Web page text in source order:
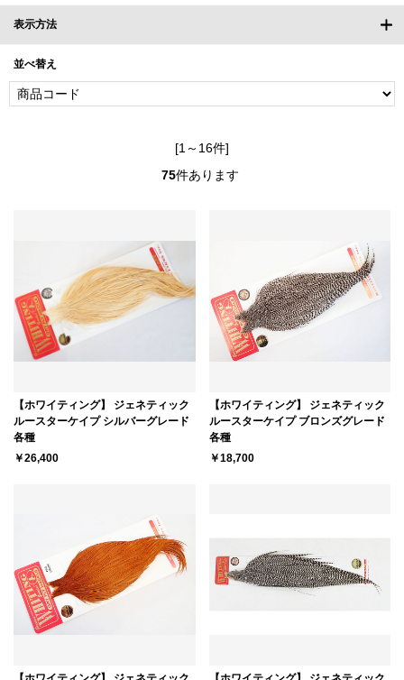
表示方法
並べ替え
[1～16件]
75件あります
【ホワイティング】 ジェネティック
ルースターケイプ シルバーグレード
各種
￥26,400
【ホワイティング】 ジェネティック
ルースターケイプ ブロンズグレード
各種
￥18,700